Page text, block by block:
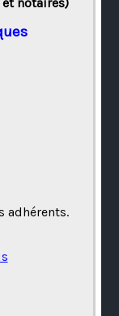
adhérents.